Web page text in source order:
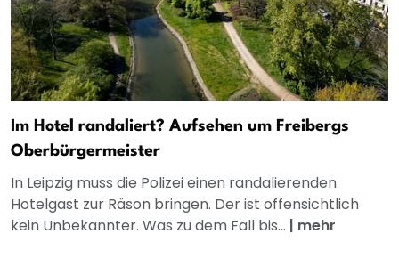
Im Hotel randaliert? Aufsehen um Freibergs
Oberbürgermeister
In Leipzig muss die Polizei einen randalierenden
Hotelgast zur Räson bringen. Der ist offensichtlich
kein Unbekannter. Was zu dem Fall bis... | mehr